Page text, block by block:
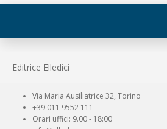
Editrice Elledici
Via Maria Ausiliatrice 32, Torino
+39 011 9552 111
Orari uffici: 9.00 - 18:00